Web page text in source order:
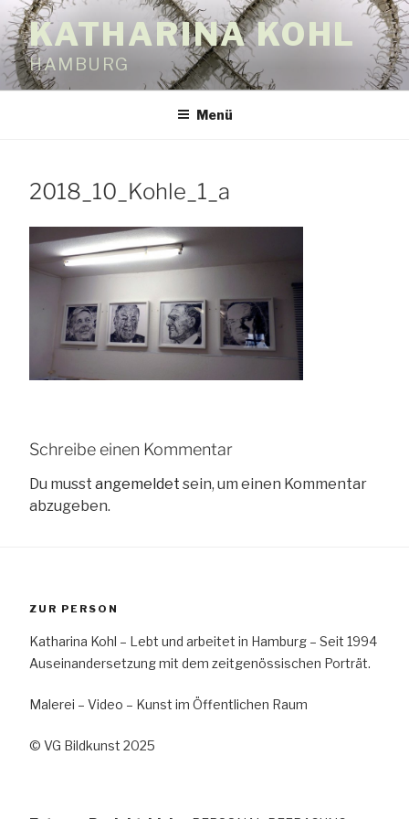
Zum
Inhalt
springenKATHARINA KOHL
HAMBURG
Menü
2018_10_Kohle_1_a
Schreibe einen Kommentar
Du musst angemeldet sein, um einen Kommentar
abzugeben.
ZUR PERSON
Katharina Kohl – Lebt und arbeitet in Hamburg – Seit 1994
Auseinandersetzung mit dem zeitgenössischen Porträt.
Malerei – Video – Kunst im Öffentlichen Raum
© VG Bildkunst 2025